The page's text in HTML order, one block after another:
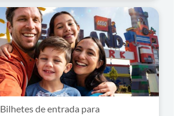
Bilhetes de entrada para